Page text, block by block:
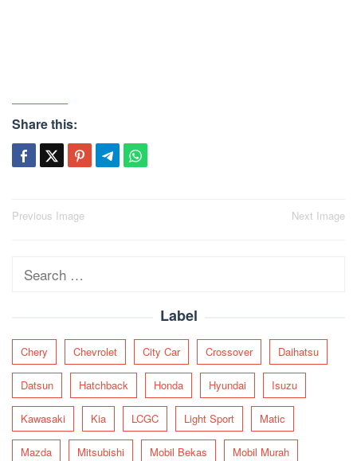
Share this:
Post
Previous Image Next Image
Search
Label
Chery Chevrolet City Car Crossover Daihatsu
Datsun Hatchback Honda Hyundai Isuzu
Kawasaki Kia LCGC Light Sport Matic
Mazda Mitsubishi Mobil Bekas Mobil Murah